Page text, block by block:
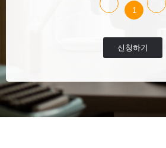
1
신청하기